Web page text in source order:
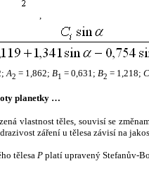
,
A2 = 1,862; B1 = 0,631; B2 = 1,218; C
planetky …
vlastnost těles, souvisí se
záření u tělesa závisí na
tělesa P platí upravený Stefanův-